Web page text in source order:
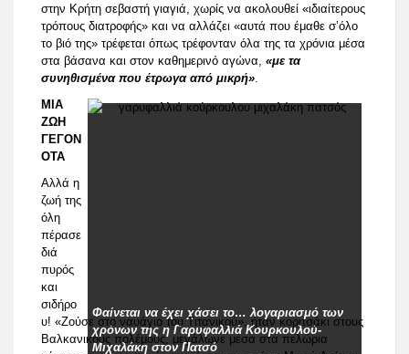
στην Κρήτη σεβαστή γιαγιά, χωρίς να ακολουθεί «ιδιαίτερους
τρόπους διατροφής» και να αλλάζει «αυτά που έμαθε σ’όλο
το βιό της» τρέφεται όπως τρέφονταν όλα της τα χρόνια μέσα
στα βάσανα και στον καθημερινό αγώνα, «με τα
συνηθισμένα που έτρωγα από μικρή»
Φαίνεται να έχει χάσει το… λογαριασμό των
χρόνων της η Γαρυφαλλιά Κουρκουλού-
Μιχαλάκη στον Πατσό
ΜΙΑ
ΖΩΗ
ΓΕΓΟΝ
ΟΤΑ
Αλλά η
ζωή της
όλη
πέρασε
διά
πυρός
και
σιδήρο
υ! «Ζούσε στο ναυάγιο του Τιτανικού», ήταν κοριτσάκι στους
Βαλκανικούς πολέμους, μεγάλωνε μέσα στα πελώρια